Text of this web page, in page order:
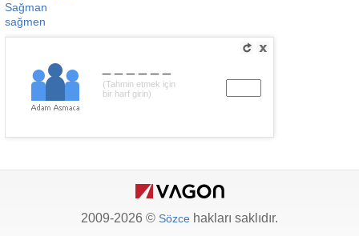
Sağman
sağmen
(Tahmin etmek için
bir harf girin)
2009-2026 © Sözce hakları saklıdır.